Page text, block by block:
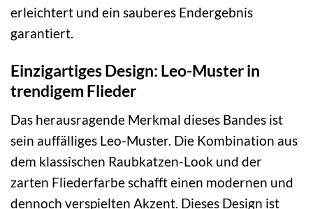
erleichtert und ein sauberes Endergebnis
garantiert.
Einzigartiges Design: Leo-Muster in
trendigem Flieder
Das herausragende Merkmal dieses Bandes ist
sein auffälliges Leo-Muster. Die Kombination aus
dem klassischen Raubkatzen-Look und der
zarten Fliederfarbe schafft einen modernen und
dennoch verspielten Akzent. Dieses Design ist